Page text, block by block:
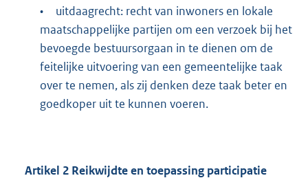
•
uitdaagrecht: recht van inwoners en lokale
maatschappelijke partijen om een verzoek bij het
bevoegde bestuursorgaan in te dienen om de
feitelijke uitvoering van een gemeentelijke taak
over te nemen, als zij denken deze taak beter en
goedkoper uit te kunnen voeren.
Artikel 2 Reikwijdte en toepassing participatie